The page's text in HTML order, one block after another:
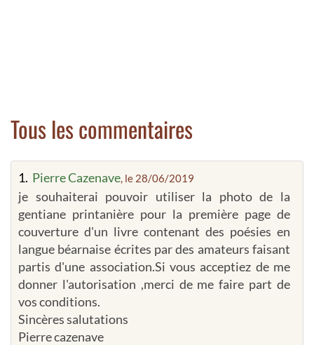
Tous les commentaires
1. Pierre Cazenave, le 28/06/2019
je souhaiterai pouvoir utiliser la photo de la
gentiane printanière pour la première page de
couverture d'un livre contenant des poésies en
langue béarnaise écrites par des amateurs faisant
partis d'une association.Si vous acceptiez de me
donner l'autorisation ,merci de me faire part de
vos conditions.
Sincères salutations
Pierre cazenave